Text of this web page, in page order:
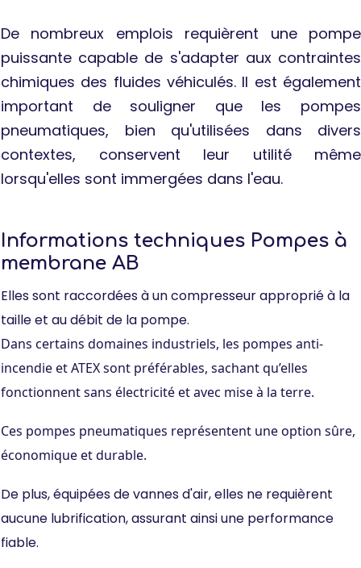
De nombreux emplois requièrent une pompe
puissante capable de s'adapter aux contraintes
chimiques des fluides véhiculés. Il est également
important de souligner que les pompes
pneumatiques, bien qu'utilisées dans divers
contextes, conservent leur utilité même
lorsqu'elles sont immergées dans l'eau.
Informations techniques Pompes à
membrane AB
Elles sont raccordées à un compresseur approprié à la
taille et au débit de la pompe.
Dans certains domaines industriels, les pompes anti-
incendie et ATEX sont préférables, sachant qu’elles
fonctionnent sans électricité et avec mise à la terre.
Ces pompes pneumatiques représentent une option sûre,
économique et durable.
De plus, équipées de vannes d'air, elles ne requièrent
aucune lubrification, assurant ainsi une performance
fiable.